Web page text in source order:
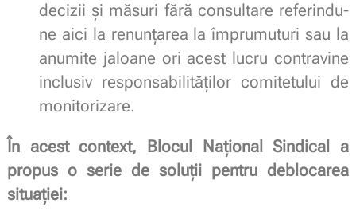
decizii și măsuri fără consultare referindu-
ne aici la renunțarea la împrumuturi sau la
anumite jaloane ori acest lucru contravine
inclusiv responsabilităților comitetului de
monitorizare.
În acest context, Blocul Național Sindical a
propus o serie de soluții pentru deblocarea
situației: